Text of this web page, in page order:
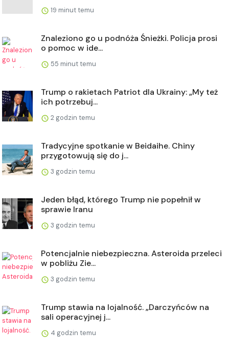
19 minut temu
Znaleziono go u podnóża Śnieżki. Policja prosi
o pomoc w ide...
55 minut temu
Trump o rakietach Patriot dla Ukrainy: „My też
ich potrzebuj...
2 godzin temu
Tradycyjne spotkanie w Beidaihe. Chiny
przygotowują się do j...
3 godzin temu
Jeden błąd, którego Trump nie popełnił w
sprawie Iranu
3 godzin temu
Potencjalnie niebezpieczna. Asteroida przeleci
w pobliżu Zie...
3 godzin temu
Trump stawia na lojalność. „Darczyńców na
sali operacyjnej j...
4 godzin temu